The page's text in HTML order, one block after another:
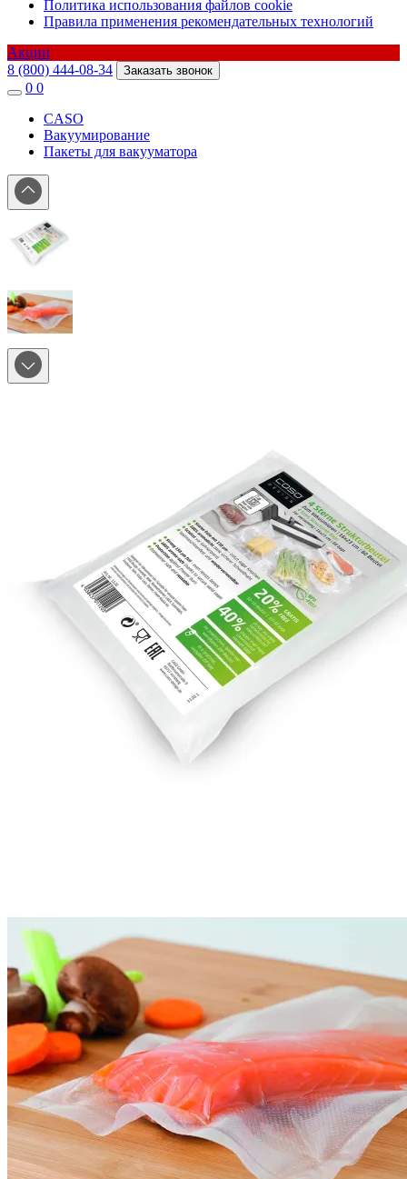
Политика использования файлов cookie
Правила применения рекомендательных технологий
Акции
8 (800) 444-08-34
Заказать звонок
0 0
CASO
Вакуумирование
Пакеты для вакууматора